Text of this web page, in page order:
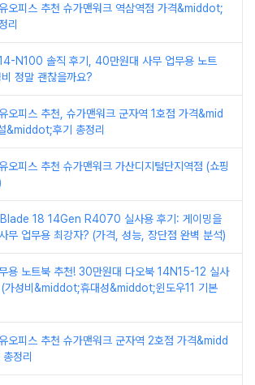
오피스 추천 슈가맨워크 역삼역점 가격&middot;
리
N100 솔직 후기, 40만원대 사무 업무용 노트
정말 괜찮을까요?
오피스 추천, 슈가맨워크 군자역 1호점 가격&mid
&middot;후기 총정리
오피스 추천 슈가맨워크 가산디지털단지역점 (쇼핑
18 14Gen R4070 실사용 후기: 게이밍을
무 업무용 최강자? (가격, 성능, 장단점 완벽 분석)
용 노트북 추천! 30만원대 다오북 14N15-12 실사
(가성비&middot;휴대성&middot;윈도우11 기본
오피스 추천 슈가맨워크 군자역 2호점 가격&midd
정리